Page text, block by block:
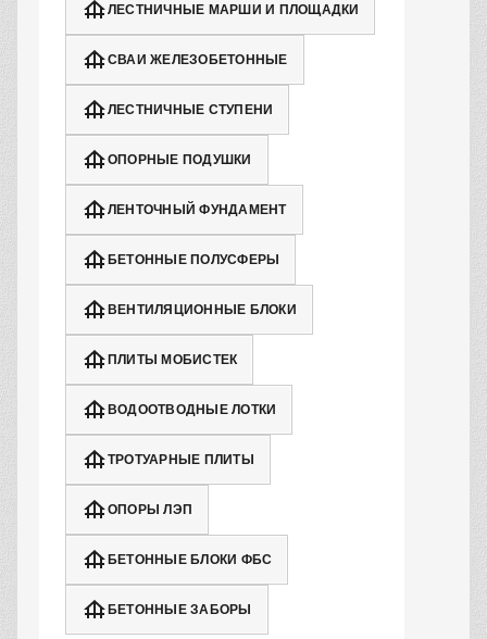
ЛЕСТНИЧНЫЕ МАРШИ И ПЛОЩАДКИ
СВАИ ЖЕЛЕЗОБЕТОННЫЕ
ЛЕСТНИЧНЫЕ СТУПЕНИ
ОПОРНЫЕ ПОДУШКИ
ЛЕНТОЧНЫЙ ФУНДАМЕНТ
БЕТОННЫЕ ПОЛУСФЕРЫ
ВЕНТИЛЯЦИОННЫЕ БЛОКИ
ПЛИТЫ МОБИСТЕК
ВОДООТВОДНЫЕ ЛОТКИ
ТРОТУАРНЫЕ ПЛИТЫ
ОПОРЫ ЛЭП
БЕТОННЫЕ БЛОКИ ФБС
БЕТОННЫЕ ЗАБОРЫ